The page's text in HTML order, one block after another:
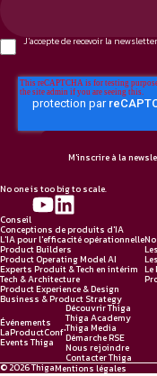
J'accepte de recevoir la
No one is too big to scale.
Conseil
Conceptions de produits d'IA
L'IA pour l'efficacité opérationnelle
Product Builders
Product Operating Model AI
Experts Produit & Tech en intérim
Tech & Architecture
Product Experience & Design
Business & Product Strategy
Événements
LaProductConf'
Events Thiga
Découvrir Thiga
Thiga Academy
Thiga Media
Démarche RSE
Nous rejoindre
Contacter Thiga
© 2026 ThigaMentions légales